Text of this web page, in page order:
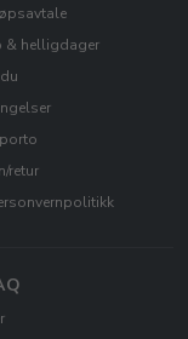
& helligdager
retur